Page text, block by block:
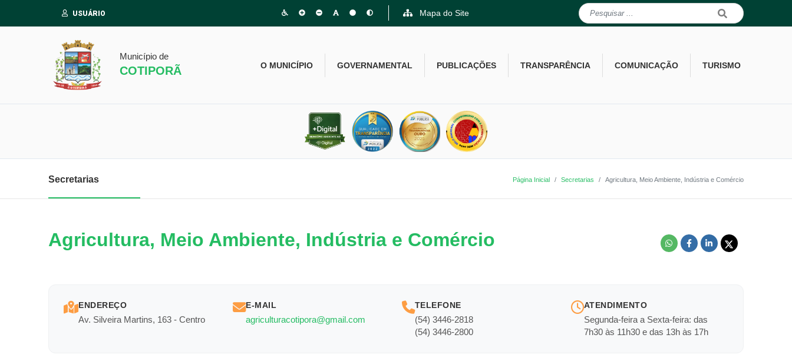
USUÁRIO Mapa do Site
Município de
COTIPORÃ O MUNICÍPIO GOVERNAMENTAL PUBLICAÇÕES TRANSPARÊNCIA COMUNICAÇÃO TURISMO
Secretarias Página Inicial Secretarias Agricultura, Meio Ambiente, Indústria e Comércio
Agricultura, Meio Ambiente, Indústria e Comércio
ENDEREÇO
Av. Silveira Martins, 163 - Centro
E-MAIL
agriculturacotipora@gmail.com
TELEFONE
(54) 3446-2818
(54) 3446-2800
ATENDIMENTO
Segunda-feira a Sexta-feira: das
7h30 às 11h30 e das 13h às 17h